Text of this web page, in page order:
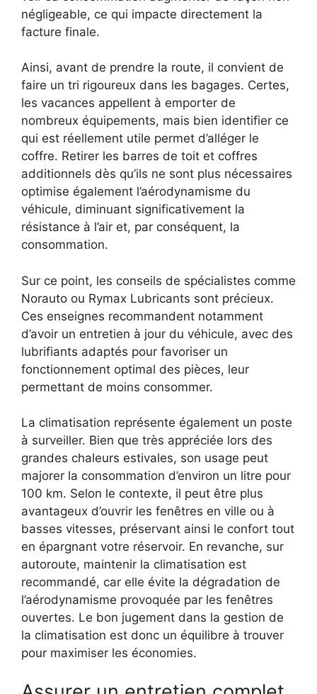
négligeable, ce qui impacte directement la
facture finale.
Ainsi, avant de prendre la route, il convient de
faire un tri rigoureux dans les bagages. Certes,
les vacances appellent à emporter de
nombreux équipements, mais bien identifier ce
qui est réellement utile permet d’alléger le
coffre. Retirer les barres de toit et coffres
additionnels dès qu’ils ne sont plus nécessaires
optimise également l’aérodynamisme du
véhicule, diminuant significativement la
résistance à l’air et, par conséquent, la
consommation.
Sur ce point, les conseils de spécialistes comme
Norauto ou Rymax Lubricants sont précieux.
Ces enseignes recommandent notamment
d’avoir un entretien à jour du véhicule, avec des
lubrifiants adaptés pour favoriser un
fonctionnement optimal des pièces, leur
permettant de moins consommer.
La climatisation représente également un poste
à surveiller. Bien que très appréciée lors des
grandes chaleurs estivales, son usage peut
majorer la consommation d’environ un litre pour
100 km. Selon le contexte, il peut être plus
avantageux d’ouvrir les fenêtres en ville ou à
basses vitesses, préservant ainsi le confort tout
en épargnant votre réservoir. En revanche, sur
autoroute, maintenir la climatisation est
recommandé, car elle évite la dégradation de
l’aérodynamisme provoquée par les fenêtres
ouvertes. Le bon jugement dans la gestion de
la climatisation est donc un équilibre à trouver
pour maximiser les économies.